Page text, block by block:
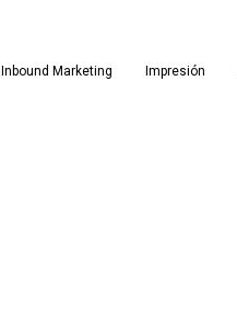
Inbound Marketing Impresión